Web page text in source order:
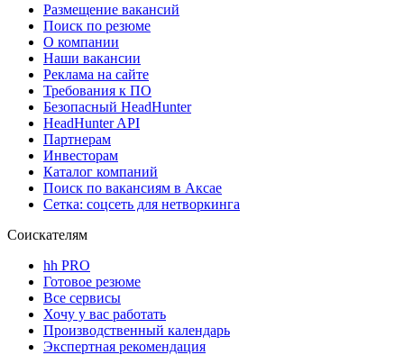
Размещение вакансий
Поиск по резюме
О компании
Наши вакансии
Реклама на сайте
Требования к ПО
Безопасный HeadHunter
HeadHunter API
Партнерам
Инвесторам
Каталог компаний
Поиск по вакансиям в Аксае
Сетка: соцсеть для нетворкинга
Соискателям
hh PRO
Готовое резюме
Все сервисы
Хочу у вас работать
Производственный календарь
Экспертная рекомендация